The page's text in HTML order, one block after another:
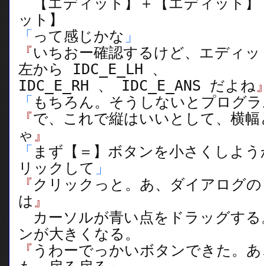
ット】
「って感じかな 」
『いちおー確認するけど、エディ
左から IDC_E_LH 、
IDC_E_RH 、 IDC_E_ANS だよね
「 もちろん。そうしないとプログ
『で、これで縦はいいとして、横
ゃ 』
「 まず【＝】ボタンを小さくしよ
リックして 」
『クリックっと。あ、ダイアログ
は 』
カーソルが青い点をドラッグす
ンが大きくなる。
『 うわーでっかいボタンできた。